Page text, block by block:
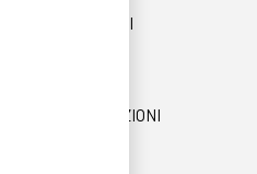
E CONDIZIONI
E SOVVENZIONI